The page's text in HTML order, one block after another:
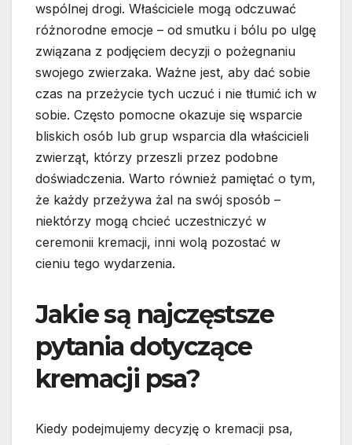
wspólnej drogi. Właściciele mogą odczuwać
różnorodne emocje – od smutku i bólu po ulgę
związana z podjęciem decyzji o pożegnaniu
swojego zwierzaka. Ważne jest, aby dać sobie
czas na przeżycie tych uczuć i nie tłumić ich w
sobie. Często pomocne okazuje się wsparcie
bliskich osób lub grup wsparcia dla właścicieli
zwierząt, którzy przeszli przez podobne
doświadczenia. Warto również pamiętać o tym,
że każdy przeżywa żal na swój sposób –
niektórzy mogą chcieć uczestniczyć w
ceremonii kremacji, inni wolą pozostać w
cieniu tego wydarzenia.
Jakie są najczęstsze
pytania dotyczące
kremacji psa?
Kiedy podejmujemy decyzję o kremacji psa,